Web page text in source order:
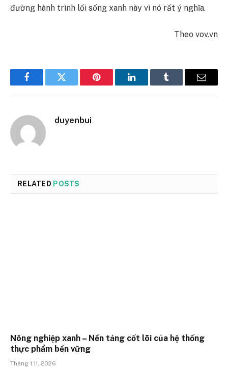
đường hành trình lối sống xanh này vì nó rất ý nghĩa.
Theo vov.vn
FacebookTwitter Pinterest LinkedInTumblr Email
duyenbui
RELATED POSTS
Nông nghiệp xanh – Nền tảng cốt lõi của hệ thống
thực phẩm bền vững
Tháng 1 11, 2026